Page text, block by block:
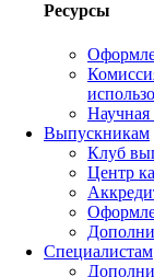
Ресурсы
Научная
Выпускникам
Клуб
Центр
Специалистам